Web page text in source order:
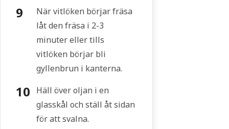
När vitlöken börjar fräsa
låt den fräsa i 2-3
minuter eller tills
vitlöken börjar bli
gyllenbrun i kanterna.
Häll över oljan i en
glasskål och ställ åt sidan
för att svalna.